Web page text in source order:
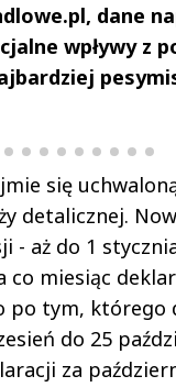
dane
wpływy z
się
detalicznej.
aż do 1
miesiąc
tym, którego
do 25
za